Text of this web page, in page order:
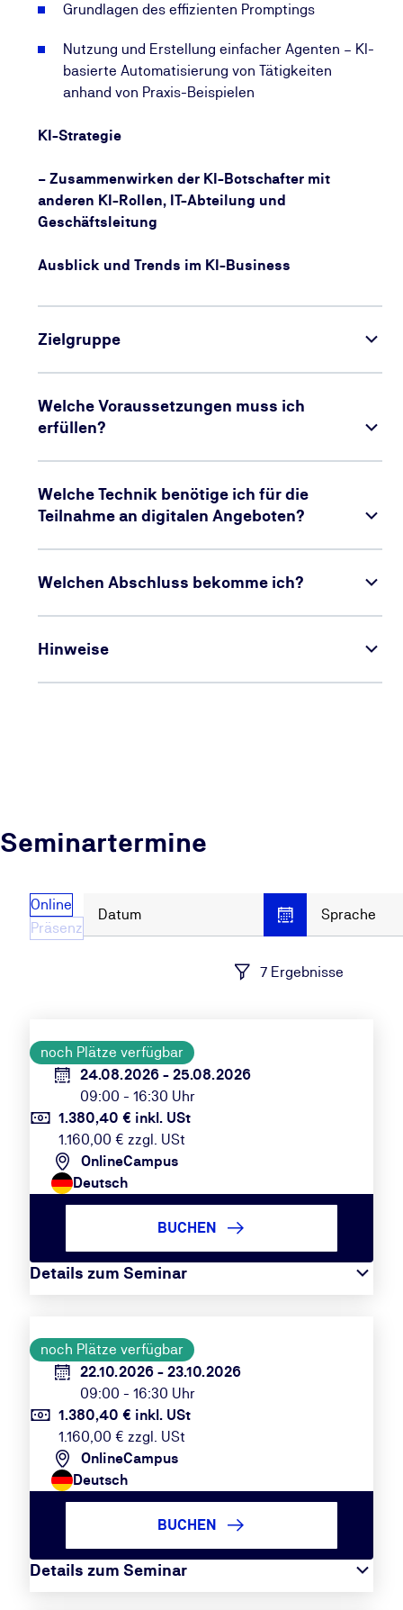
– Durchführung 100 % online und mehrfach
wiederholbar.
Grundlagen des effizienten Promptings
Nutzung und Erstellung einfacher Agenten – KI-
basierte Automatisierung von Tätigkeiten
anhand von Praxis-Beispielen
KI-Strategie
– Zusammenwirken der KI-Botschafter mit
anderen KI-Rollen, IT-Abteilung und
Geschäftsleitung
Ausblick und Trends im KI-Business
Zielgruppe
Welche Voraussetzungen muss ich
erfüllen?
Welche Technik benötige ich für die
Teilnahme an digitalen Angeboten?
Welchen Abschluss bekomme ich?
Hinweise
Seminartermine
Online
Präsenz
Datum Sprache
7 Ergebnisse
noch Plätze verfügbar
24.08.2026 - 25.08.2026
09:00 - 16:30 Uhr
1.380,40 € inkl. USt
1.160,00 € zzgl. USt
OnlineCampus
Deutsch
Details zum Seminar
BUCHEN
noch Plätze verfügbar
22.10.2026 - 23.10.2026
09:00 - 16:30 Uhr
1.380,40 € inkl. USt
1.160,00 € zzgl. USt
OnlineCampus
Deutsch
Details zum Seminar
BUCHEN